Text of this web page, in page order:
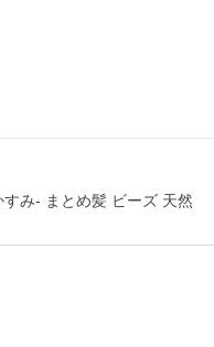
み- まとめ髪 ビーズ 天然